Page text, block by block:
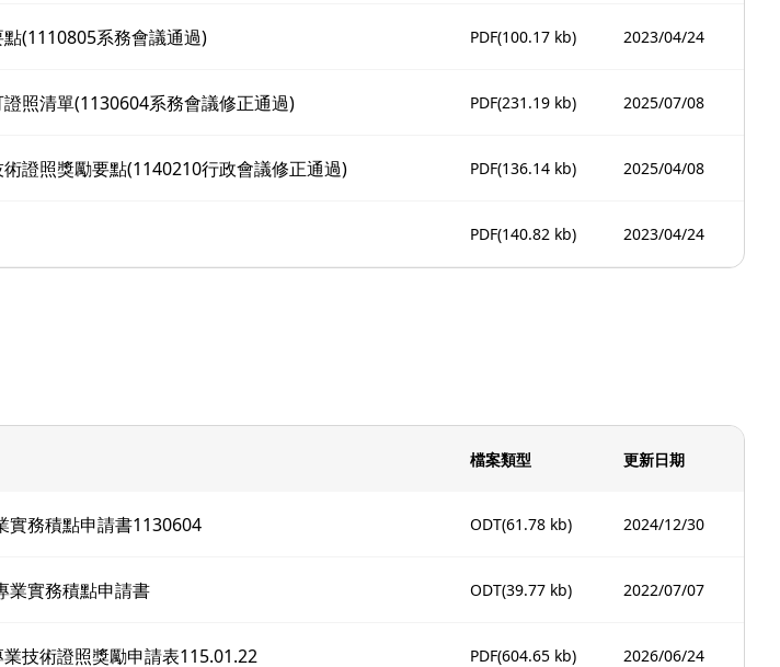
(1110805系務會議通過) PDF(100.17 kb) 2023/04/24
照清單(1130604系務會議修正通過) PDF(231.19 kb) 2025/07/08
證照獎勵要點(1140210行政會議修正通過) PDF(136.14 kb) 2025/04/08
PDF(140.82 kb) 2023/04/24
檔案類型 更新日期
實務積點申請書1130604 ODT(61.78 kb) 2024/12/30
業實務積點申請書 ODT(39.77 kb) 2022/07/07
技術證照獎勵申請表115.01.22 PDF(604.65 kb) 2026/06/24